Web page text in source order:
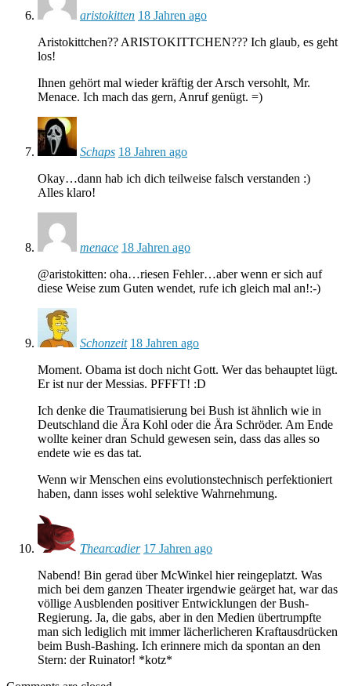
aristokitten 18 Jahren ago
Aristokittchen?? ARISTOKITTCHEN??? Ich glaub, es geht
los!
Ihnen gehört mal wieder kräftig der Arsch versohlt, Mr.
Menace. Ich mach das gern, Anruf genügt. =)
Schaps 18 Jahren ago
Okay…dann hab ich dich teilweise falsch verstanden :)
Alles klaro!
menace 18 Jahren ago
@aristokitten: oha…riesen Fehler…aber wenn er sich auf
diese Weise zum Guten wendet, rufe ich gleich mal an!:-)
Schonzeit 18 Jahren ago
Moment. Obama ist doch nicht Gott. Wer das behauptet lügt.
Er ist nur der Messias. PFFFT! :D
Ich denke die Traumatisierung bei Bush ist ähnlich wie in
Deutschland die Ära Kohl oder die Ära Schröder. Am Ende
wollte keiner dran Schuld gewesen sein, dass das alles so
endete wie es das tat.
Wenn wir Menschen eins evolutionstechnisch perfektioniert
haben, dann isses wohl selektive Wahrnehmung.
Thearcadier 17 Jahren ago
Nabend! Bin gerad über McWinkel hier reingeplatzt. Was
mich bei dem ganzen Theater irgendwie geärget hat, war das
völlige Ausblenden positiver Entwicklungen der Bush-
Regierung. Ja, die gabs, aber in den Medien übertrumpfte
man sich lediglich mit immer lächerlicheren Kraftausdrücken
beim Bush-Bashing. Ich erinnere mich da spontan an den
Stern: der Ruinator! *kotz*